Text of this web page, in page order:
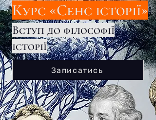
Курс «Сенс історії»
Вступ до філософії
історії
Записатись